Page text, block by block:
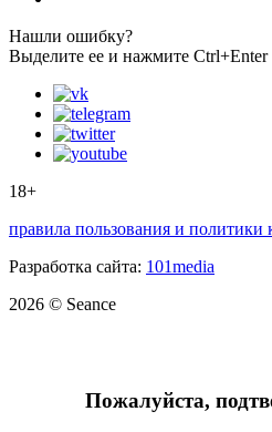
Нашли ошибку?
Выделите ее и нажмите Ctrl+Enter
18+
правила пользования и политики
Разработка сайта: 101media
2026 © Seance
Пожалуйста,